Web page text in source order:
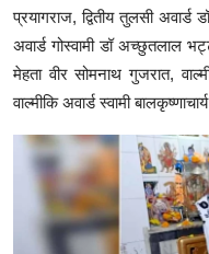
प्रयागराज, द्वितीय तुलसी अवार्ड
अवार्ड गोस्वामी डॉ अच्छुतलाल
मेहता वीर सोमनाथ गुजरात,
वाल्मीकि अवार्ड स्वामी